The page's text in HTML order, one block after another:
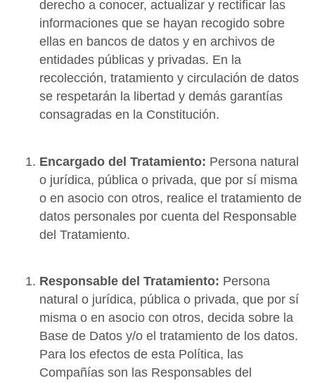
derecho a conocer, actualizar y rectificar las
informaciones que se hayan recogido sobre
ellas en bancos de datos y en archivos de
entidades públicas y privadas. En la
recolección, tratamiento y circulación de datos
se respetarán la libertad y demás garantías
consagradas en la Constitución.
Encargado del Tratamiento: Persona natural
o jurídica, pública o privada, que por sí misma
o en asocio con otros, realice el tratamiento de
datos personales por cuenta del Responsable
del Tratamiento.
Responsable del Tratamiento: Persona
natural o jurídica, pública o privada, que por sí
misma o en asocio con otros, decida sobre la
Base de Datos y/o el tratamiento de los datos.
Para los efectos de esta Política, las
Compañías son las Responsables del